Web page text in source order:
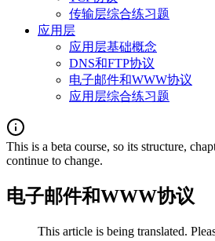
传输层综合练习题
应用层
应用层基础概念
DNS和FTP协议
电子邮件和WWW协议
应用层综合练习题
This is a beta course, so its structure,
continue to change.
电子邮件和WWW协议
This article is being translated.